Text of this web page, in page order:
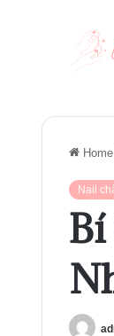
Home
Nail